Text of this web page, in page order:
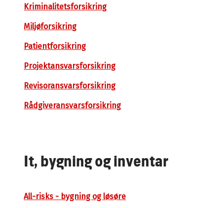
Kriminalitetsforsikring
Miljøforsikring
Patientforsikring
Projektansvarsforsikring
Revisoransvarsforsikring
Rådgiveransvarsforsikring
It, bygning og inventar
All-risks - bygning og løsøre